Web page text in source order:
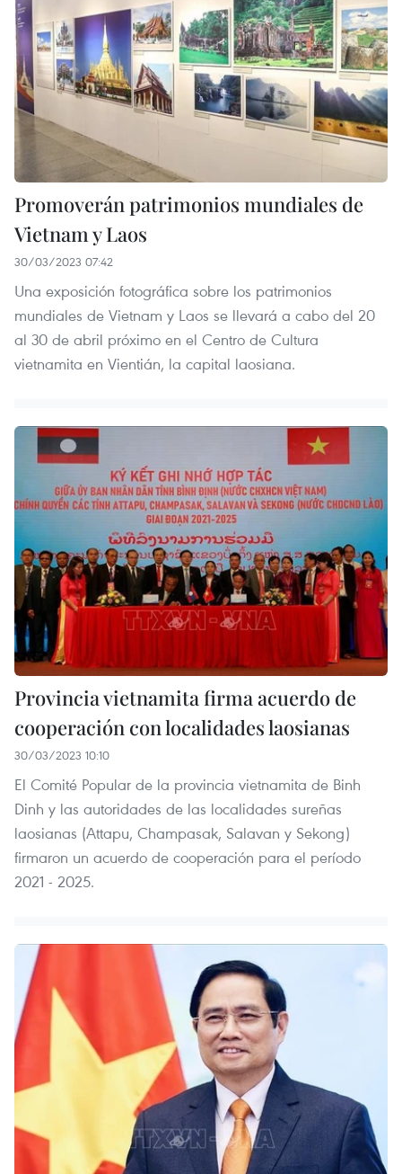
Promoverán patrimonios mundiales de
Vietnam y Laos
30/03/2023 07:42
Una exposición fotográfica sobre los patrimonios
mundiales de Vietnam y Laos se llevará a cabo del 20
al 30 de abril próximo en el Centro de Cultura
vietnamita en Vientián, la capital laosiana.
Provincia vietnamita firma acuerdo de
cooperación con localidades laosianas
30/03/2023 10:10
El Comité Popular de la provincia vietnamita de Binh
Dinh y las autoridades de las localidades sureñas
laosianas (Attapu, Champasak, Salavan y Sekong)
firmaron un acuerdo de cooperación para el período
2021 - 2025.